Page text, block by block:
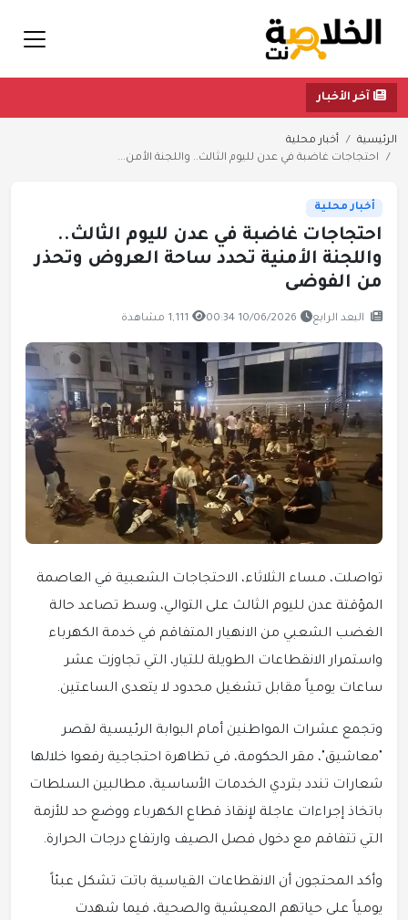
آخر الأخبار
الرئيسية
أخبار محلية
احتجاجات غاضبة في عدن لليوم الثالث.. واللجنة الأمن...
أخبار محلية
احتجاجات غاضبة في عدن لليوم الثالث..
واللجنة الأمنية تحدد ساحة العروض وتحذر
من الفوضى
البعد الرابع 10/06/2026 00:34 1,111 مشاهدة
تواصلت، مساء الثلاثاء، الاحتجاجات الشعبية في العاصمة
المؤقتة عدن لليوم الثالث على التوالي، وسط تصاعد حالة
الغضب الشعبي من الانهيار المتفاقم في خدمة الكهرباء
واستمرار الانقطاعات الطويلة للتيار، التي تجاوزت عشر
ساعات يومياً مقابل تشغيل محدود لا يتعدى الساعتين.
وتجمع عشرات المواطنين أمام البوابة الرئيسية لقصر
"معاشيق"، مقر الحكومة، في تظاهرة احتجاجية رفعوا خلالها
شعارات تندد بتردي الخدمات الأساسية، مطالبين السلطات
باتخاذ إجراءات عاجلة لإنقاذ قطاع الكهرباء ووضع حد للأزمة
التي تتفاقم مع دخول فصل الصيف وارتفاع درجات الحرارة.
وأكد المحتجون أن الانقطاعات القياسية باتت تشكل عبئاً
يومياً على حياتهم المعيشية والصحية، فيما شهدت